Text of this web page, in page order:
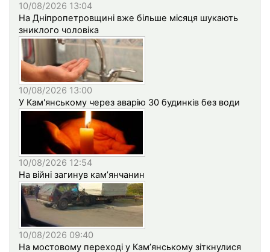
10/08/2026 13:04
На Дніпропетровщині вже більше місяця шукають
зниклого чоловіка
10/08/2026 13:00
У Кам'янському через аварію 30 будинків без води
10/08/2026 12:54
На війні загинув кам’янчанин
10/08/2026 09:40
На мостовому переході у Кам’янському зіткнулися